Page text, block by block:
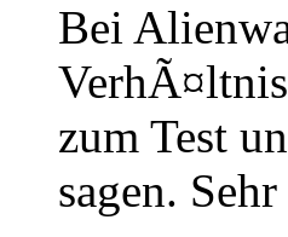
Bei
zum Test
sagen.